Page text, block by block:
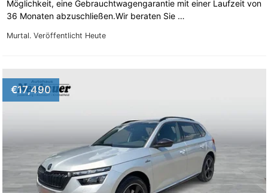
Murtal. Veröffentlicht Heute
Möglichkeit, eine Gebrauchtwagengarantie mit einer Laufzeit von
36 Monaten abzuschließen.Wir beraten Sie …
€17,490